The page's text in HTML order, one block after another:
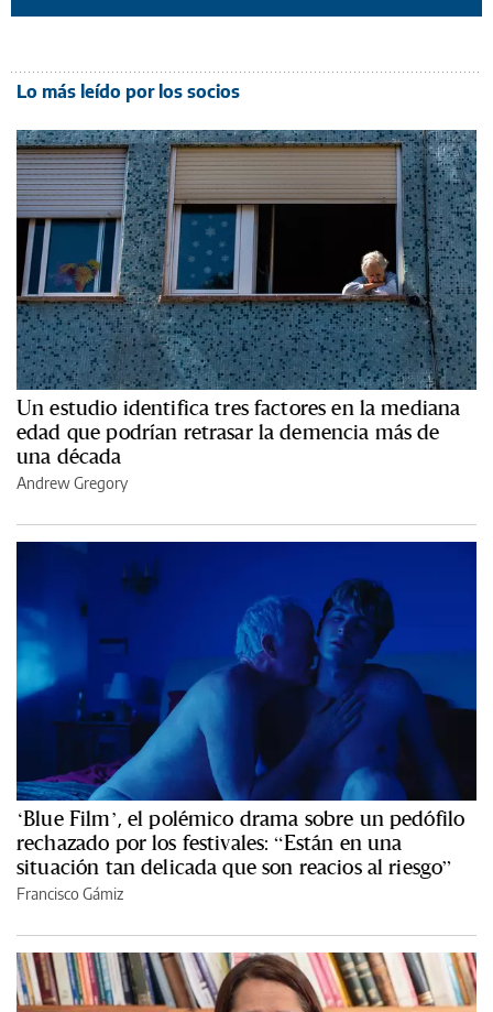
Lo más leído por los socios
Un estudio identifica tres factores en la mediana
edad que podrían retrasar la demencia más de
una década
Andrew Gregory
‘Blue Film’, el polémico drama sobre un pedófilo
rechazado por los festivales: “Están en una
situación tan delicada que son reacios al riesgo”
Francisco Gámiz